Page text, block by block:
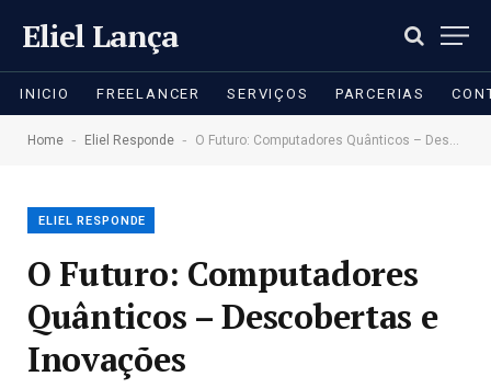
Eliel Lança
INICIO FREELANCER SERVIÇOS PARCERIAS
Home - Eliel Responde - O Futuro: Computadores Quânticos – Descobertas e Inovações
ELIEL RESPONDE
O Futuro: Computadores
Quânticos – Descobertas e
Inovações